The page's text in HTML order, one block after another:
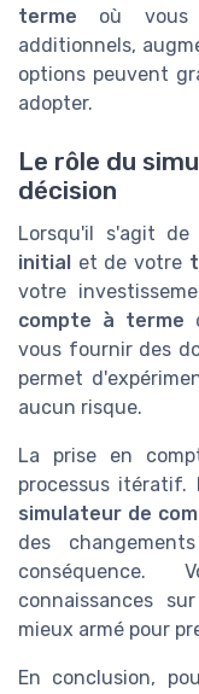
terme où vous
additionnels,
options peuvent
adopter.
Le rôle du
décision
Lorsqu'il s'agit
initial et de votre
votre
compte à terme
vous fournir des
permet
aucun risque.
La prise en
processus itératif.
simulateur de
des
conséquence.
connaissances
mieux armé pour
En conclusion,